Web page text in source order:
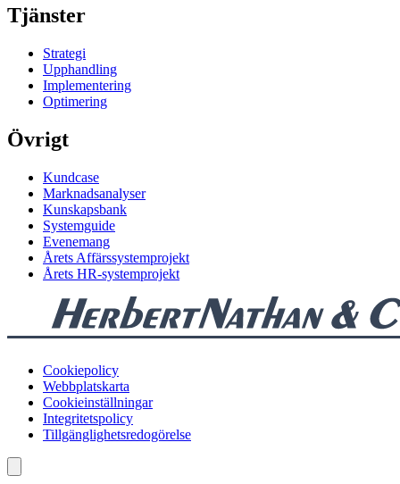
Tjänster
Strategi
Upphandling
Implementering
Optimering
Övrigt
Kundcase
Marknadsanalyser
Kunskapsbank
Systemguide
Evenemang
Årets Affärssystemprojekt
Årets HR-systemprojekt
Cookiepolicy
Webbplatskarta
Cookieinställningar
Integritetspolicy
Tillgänglighetsredogörelse